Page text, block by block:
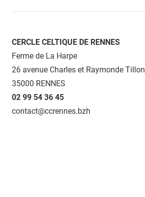
CERCLE CELTIQUE DE RENNES
Ferme de La Harpe
26 avenue Charles et Raymonde Tillon
35000 RENNES
02 99 54 36 45
contact@ccrennes.bzh